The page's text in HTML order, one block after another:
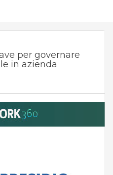
per governare
in azienda